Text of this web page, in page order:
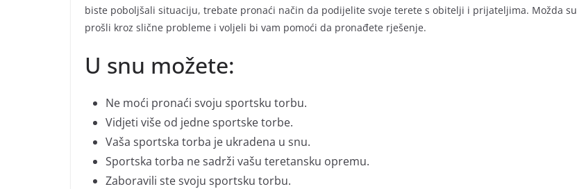
biste poboljšali situaciju, trebate pronaći način da podijelite svoje terete s obitelji i prijateljima. Možda su
prošli kroz slične probleme i voljeli bi vam pomoći da pronađete rješenje.
U snu možete:
Ne moći pronaći svoju sportsku torbu.
Vidjeti više od jedne sportske torbe.
Vaša sportska torba je ukradena u snu.
Sportska torba ne sadrži vašu teretansku opremu.
Zaboravili ste svoju sportsku torbu.